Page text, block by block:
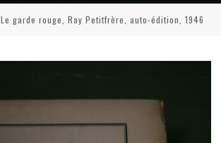
Le garde rouge, Ray Petitfrère, auto-édition, 1946